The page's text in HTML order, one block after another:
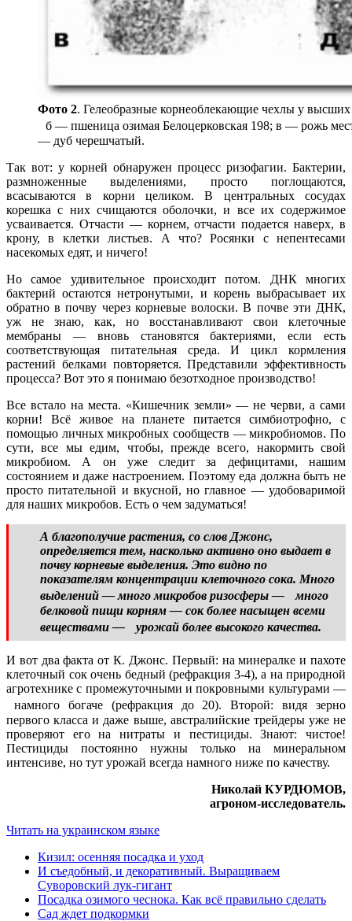
Фото 2. Гелеобразные корнеоблекающие чехлы у
б — пшеница озимая Белоцерковская 198; в — рожь
— дуб черешчатый.
Так вот: у корней обнаружен процесс ризофагии. Бактерии,
размноженные выделениями, просто поглощаются,
всасываются в корни целиком. В центральных сосудах
корешка с них счищаются оболочки, и все их содержимое
усваивается. Отчасти — корнем, отчасти подается наверх, в
крону, в клетки листьев. А что? Росянки с непентесами
насекомых едят, и ничего!
Но самое удивительное происходит потом. ДНК многих
бактерий остаются нетронутыми, и корень выбрасывает их
обратно в почву через корневые волоски. В почве эти ДНК,
уж не знаю, как, но восстанавливают свои клеточные
мембраны — вновь становятся бактериями, если есть
соответствующая питательная среда. И цикл кормления
растений белками повторяется. Представили эффективность
процесса? Вот это я понимаю безотходное производство!
Все встало на места. «Кишечник земли» — не черви, а сами
корни! Всё живое на планете питается симбиотрофно, с
помощью личных микробных сообществ — микробиомов. По
сути, все мы едим, чтобы, прежде всего, накормить свой
микробиом. А он уже следит за дефицитами, нашим
состоянием и даже настроением. Поэтому еда должна быть не
просто питательной и вкусной, но главное — удобоваримой
для наших микробов. Есть о чем задуматься!
А благополучие растения, со слов Джонс,
определяется тем, насколько активно оно выдает в
почву корневые выделения. Это видно по
показателям концентрации клеточного сока. Много
выделений — много микробов ризосферы — много
белковой пищи корням — сок более насыщен всеми
веществами — урожай более высокого качества.
И вот два факта от К. Джонс. Первый: на минералке и пахоте
клеточный сок очень бедный (рефракция 3-4), а на природной
агротехнике с промежуточными и покровными культурами —
намного богаче (рефракция до 20). Второй: видя зерно
первого класса и даже выше, австралийские трейдеры уже не
проверяют его на нитраты и пестициды. Знают: чистое!
Пестициды постоянно нужны только на минеральном
интенсиве, но тут урожай всегда намного ниже по качеству.
Николай КУРДЮМОВ,
агроном-исследователь.
Читать на украинском языке
Кизил: осенняя посадка и уход
И съедобный, и декоративный. Выращиваем
Суворовский лук-гигант
Посадка озимого чеснока. Как всё правильно сделать
Сад ждет подкормки